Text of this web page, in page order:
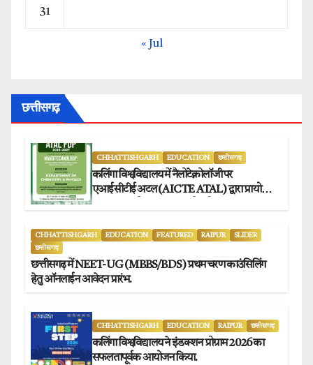
31
« Jul
छत्तीसगढ़
CHHATTISHGARH EDUCATION छत्तीसगढ़
कलिंगा विश्वविद्यालय में नैलोटेक्नोलॉजी पर
एआईसीटीई अटल (AICTE ATAL) द्वारा प्रायोजित
CHHATTISHGARH EDUCATION FEATURED RAIPUR
SLIDER
छत्तीसगढ़
छत्तीसगढ़ में NEET-UG (MBBS/BDS) प्रथम चरण काउंसिलिंग
हेतु ऑनलाईन आवेदन प्रारंभ.
CHHATTISHGARH EDUCATION RAIPUR छत्तीसगढ़
कलिंगा विश्वविद्यालय ने इंडक्शन प्रोग्राम 2026 का
सफलतापूर्वक आयोजन किया.